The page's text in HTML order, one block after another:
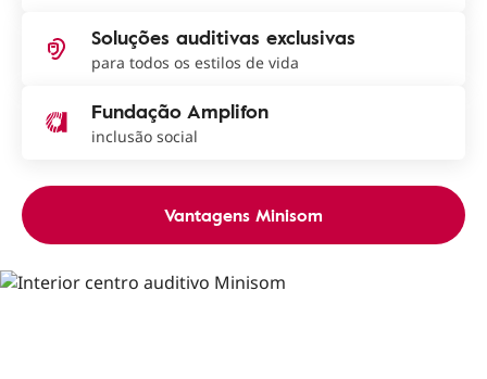
Soluções auditivas exclusivas
para todos os estilos de vida
Fundação Amplifon
inclusão social
Vantagens Minisom